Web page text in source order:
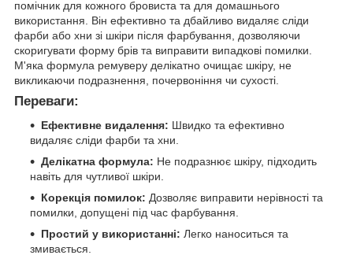
помічник для кожного бровиста та для домашнього
використання. Він ефективно та дбайливо видаляє сліди
фарби або хни зі шкіри після фарбування, дозволяючи
скоригувати форму брів та виправити випадкові помилки.
М'яка формула ремуверу делікатно очищає шкіру, не
викликаючи подразнення, почервоніння чи сухості.
Переваги:
Ефективне видалення: Швидко та ефективно
видаляє сліди фарби та хни.
Делікатна формула: Не подразнює шкіру, підходить
навіть для чутливої шкіри.
Корекція помилок: Дозволяє виправити нерівності та
помилки, допущені під час фарбування.
Простий у використанні: Легко наноситься та
змивається.